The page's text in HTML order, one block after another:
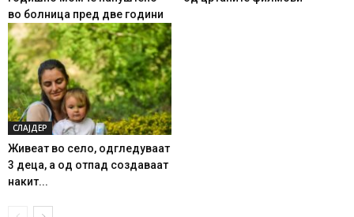
во болница пред две години
СЛАЈДЕР
Живеат во село, одгледуваат
3 деца, а од отпад создаваат
накит...